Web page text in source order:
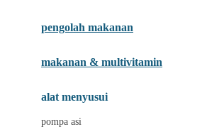
Joolz
pengolah makanan
makanan & multivitamin
alat menyusui
pompa asi